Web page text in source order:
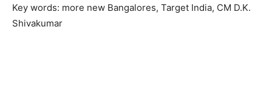
Key words: more new Bangalores, Target India, CM D.K.
Shivakumar